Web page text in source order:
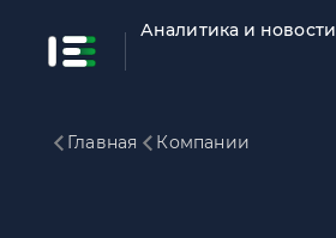
Аналитика и новости
Главная Компании